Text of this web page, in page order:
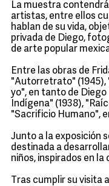
La muestra
artistas, entre ellos
hablan de su vida,
privada de Diego,
de arte popular
Entre las obras de
"Autorretrato" (1945),
yo", en tanto de
Indígena" (1938),
"Sacrificio Humano",
Junto a la exposición
destinada a
niños, inspirados en
Tras cumplir su visita